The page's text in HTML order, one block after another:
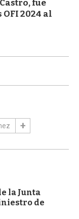
fue
OFI 2024 al
la Junta
de